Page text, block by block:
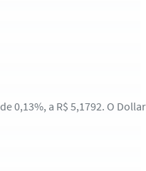
0,13%, a R$ 5,1792. O